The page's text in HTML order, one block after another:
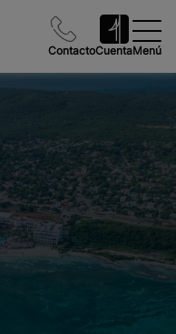
ContactoCuentaMenú